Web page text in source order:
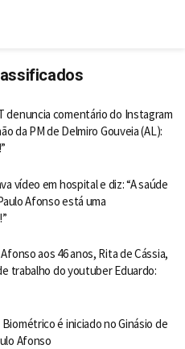
denuncia comentário do Instagram
da PM de Delmiro Gouveia (AL):
vídeo em hospital e diz: “A saúde
Afonso está uma
aos 46 anos, Rita de Cássia,
trabalho do youtuber Eduardo:
é iniciado no Ginásio de
Afonso